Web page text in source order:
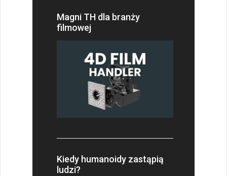
Magni TH dla branży
filmowej
Kiedy humanoidy zastąpią
ludzi?